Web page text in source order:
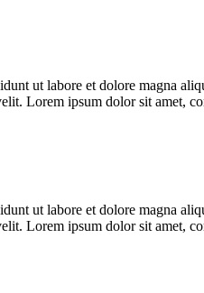
ut labore et dolore magna
Lorem ipsum dolor sit amet,
ut labore et dolore magna
Lorem ipsum dolor sit amet,